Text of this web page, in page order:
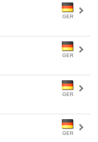
GER
GER
GER
GER